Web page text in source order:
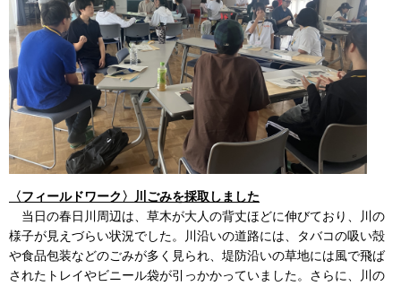
〈フィールドワーク〉川ごみを採取しました
当日の春日川周辺は、草木が大人の背丈ほどに伸びており、川の
様子が見えづらい状況でした。川沿いの道路には、タバコの吸い殻
や食品包装などのごみが多く見られ、堤防沿いの草地には風で飛ば
されたトレイやビニール袋が引っかかっていました。さらに、川の